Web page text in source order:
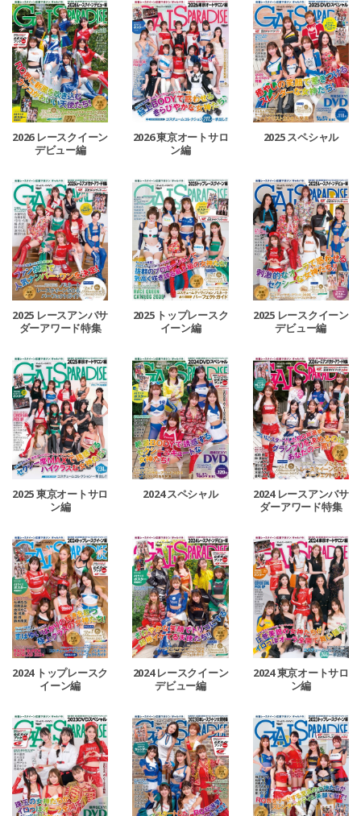
2026 レースクイーン
デビュー編
2026 東京オートサロ
ン編
2025 スペシャル
2025 レースアンバサ
ダーアワード特集
2025 トップレースク
イーン編
2025 レースクイーン
デビュー編
2025 東京オートサロ
ン編
2024 スペシャル
2024 レースアンバサ
ダーアワード特集
2024 トップレースク
イーン編
2024 レースクイーン
デビュー編
2024 東京オートサロ
ン編